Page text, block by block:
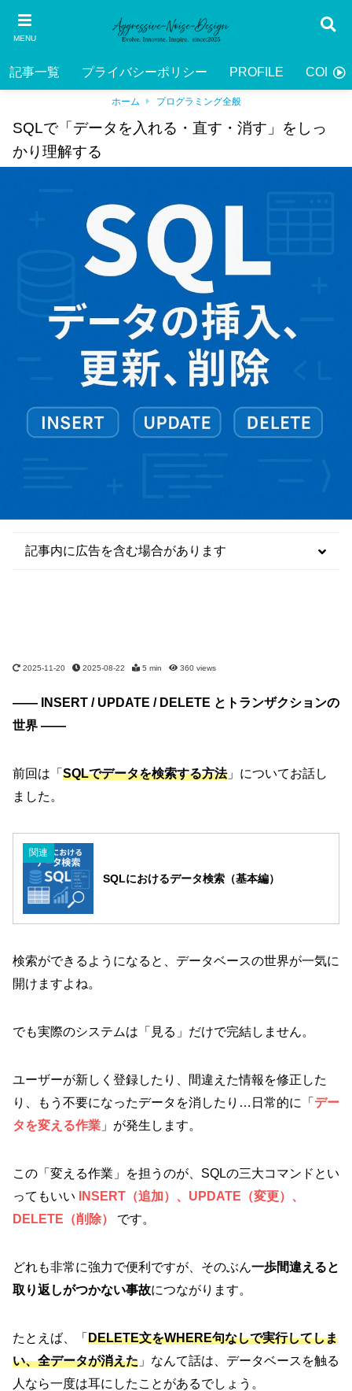
MENU
記事一覧 プライバシーポリシー PROFILE
ホーム プログラミング全般
SQLで「データを入れる・直す・消す」をしっ
かり理解する
2025-11-20 2025-08-22 5 min 360views
記事内に広告を含む場合があります
―― INSERT / UPDATE / DELETE とトランザクションの
世界 ――
前回は「 SQLでデータを検索する方法」についてお話し
ました。
関連
SQLにおけるデータ検索（基本編）
検索ができるようになると、データベースの世界が一気に
開けますよね。
でも実際のシステムは「見る」だけで完結しません。
ユーザーが新しく登録したり、間違えた情報を修正した
り、もう不要になったデータを消したり…日常的に「 デー
タを変える作業 」が発生します。
この「変える作業」を担うのが、SQLの三大コマンドとい
ってもいい
INSERT（追加）、UPDATE（変更）、
DELETE（削除）
です。
どれも非常に強力で便利ですが、そのぶん一歩間違えると
取り返しがつかない事故につながります。
たとえば、「 DELETE文をWHERE句なしで実行してしま
い、全データが消えた 」なんて話は、データベースを触る
人なら一度は耳にしたことがあるでしょう。